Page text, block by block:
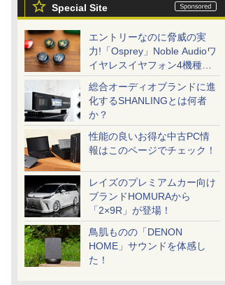
Special Site
エントリーなのに脅威の実
力!「Osprey」Noble Audioワ
イヤレスイヤフォン4機種を
一気に聴く
総合オーディオブランドに進
化するSHANLINGとは何者
か？
性能の良いお得な中古PC情
報はこのページでチェック！
レイズのプレミアムカー向け
ブランドHOMURAから
「2×9R」が登場！
鳥肌ものの「DENON
HOME」サウンドを体感し
た！